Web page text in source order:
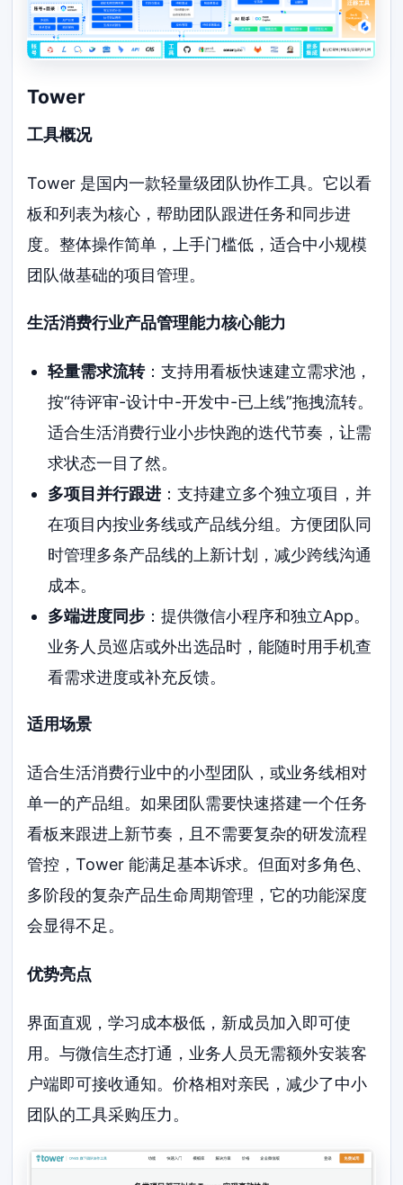
Tower
工具概况
Tower 是国内一款轻量级团队协作工具。它以看
板和列表为核心，帮助团队跟进任务和同步进
度。整体操作简单，上手门槛低，适合中小规模
团队做基础的项目管理。
生活消费行业产品管理能力核心能力
轻量需求流转：支持用看板快速建立需求池，
按“待评审-设计中-开发中-已上线”拖拽流转。
适合生活消费行业小步快跑的迭代节奏，让需
求状态一目了然。
多项目并行跟进：支持建立多个独立项目，并
在项目内按业务线或产品线分组。方便团队同
时管理多条产品线的上新计划，减少跨线沟通
成本。
多端进度同步：提供微信小程序和独立App。
业务人员巡店或外出选品时，能随时用手机查
看需求进度或补充反馈。
适用场景
适合生活消费行业中的小型团队，或业务线相对
单一的产品组。如果团队需要快速搭建一个任务
看板来跟进上新节奏，且不需要复杂的研发流程
管控，Tower 能满足基本诉求。但面对多角色、
多阶段的复杂产品生命周期管理，它的功能深度
会显得不足。
优势亮点
界面直观，学习成本极低，新成员加入即可使
用。与微信生态打通，业务人员无需额外安装客
户端即可接收通知。价格相对亲民，减少了中小
团队的工具采购压力。